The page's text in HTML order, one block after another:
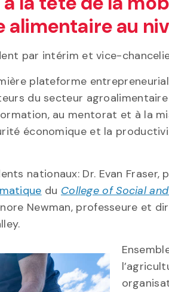
alimentaire au
par intérim et vice-
plateforme
du secteur
au mentorat et à la
économique et la
nationaux: Dr. Evan Fraser,
du College of Social
Newman, professeure et